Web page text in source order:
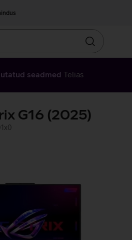
Otsin
seadmed Telias
G16 (2025)